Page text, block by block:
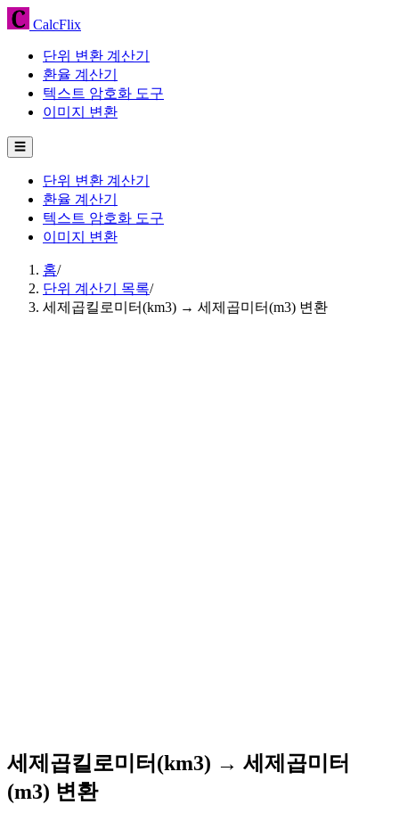
CalcFlix
단위 변환 계산기
환율 계산기
텍스트 암호화 도구
이미지 변환
☰
단위 변환 계산기
환율 계산기
텍스트 암호화 도구
이미지 변환
홈/
단위 계산기 목록/
세제곱킬로미터(km3) → 세제곱미터(m3) 변환
세제곱킬로미터(km3) → 세제곱미터
(m3) 변환